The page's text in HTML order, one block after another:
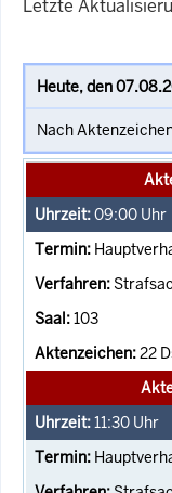
Letzte
09:00 Uhr
103
22
11:30 Uhr